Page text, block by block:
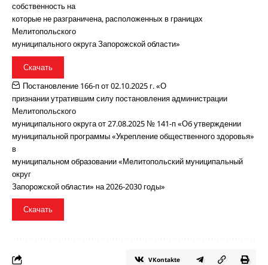
собственность на
которые не разграничена, расположенных в границах
Мелитопольского
муниципального округа Запорожской области»
Скачать
Постановление 166-п от 02.10.2025 г. «О
признании утратившим силу постановления администрации
Мелитопольского
муниципального округа от 27.08.2025 № 141-п «Об утверждении
муниципальной программы «Укрепление общественного здоровья»
в
муниципальном образовании «Мелитопольский муниципальный
округ
Запорожской области» на 2026-2030 годы»
Скачать
VKontakte